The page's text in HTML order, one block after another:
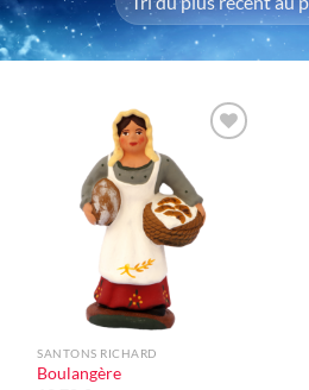
d'envie
SANTONS RICHARD
Boulangère